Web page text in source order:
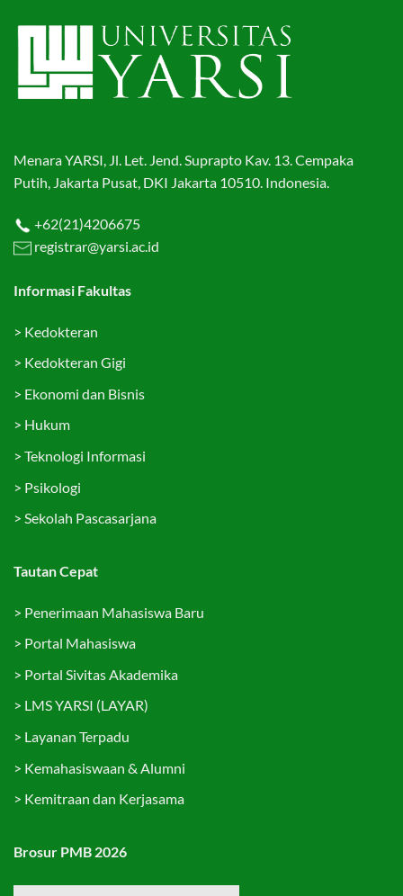
Menara YARSI, Jl. Let. Jend. Suprapto Kav. 13. Cempaka
Putih, Jakarta Pusat, DKI Jakarta 10510. Indonesia.
+62(21)4206675
registrar@yarsi.ac.id
Informasi Fakultas
> Kedokteran
> Kedokteran Gigi
> Ekonomi dan Bisnis
> Hukum
> Teknologi Informasi
> Psikologi
> Sekolah Pascasarjana
Tautan Cepat
> Penerimaan Mahasiswa Baru
> Portal Mahasiswa
> Portal Sivitas Akademika
> LMS YARSI (LAYAR)
> Layanan Terpadu
> Kemahasiswaan & Alumni
> Kemitraan dan Kerjasama
Brosur PMB 2026